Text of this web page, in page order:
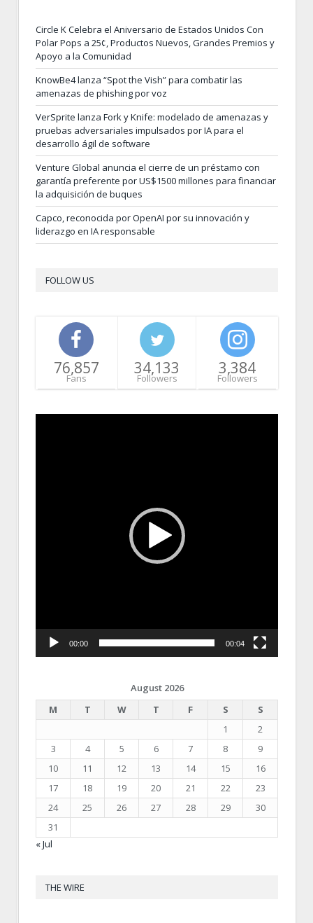
Circle K Celebra el Aniversario de Estados Unidos Con
Polar Pops a 25¢, Productos Nuevos, Grandes Premios y
Apoyo a la Comunidad
KnowBe4 lanza “Spot the Vish” para combatir las
amenazas de phishing por voz
VerSprite lanza Fork y Knife: modelado de amenazas y
pruebas adversariales impulsados por IA para el
desarrollo ágil de software
Venture Global anuncia el cierre de un préstamo con
garantía preferente por US$1500 millones para financiar
la adquisición de buques
Capco, reconocida por OpenAI por su innovación y
liderazgo en IA responsable
FOLLOW US
76,857
Fans
34,133
Followers
3,384
Followers
00:00 00:04
August 2026
M
T W T F S
S
1
2
3
4 5 6 7 8
9
10
11 12 13 14 15
16
17
18 19 20 21 22
23
24
25 26 27 28 29
30
31
« Jul
THE WIRE